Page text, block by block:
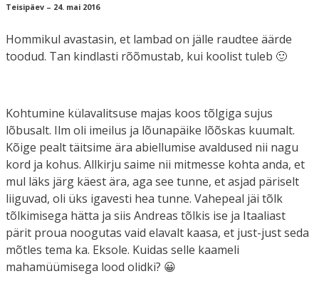
Teisipäev – 24. mai 2016
Hommikul avastasin, et lambad on jälle raudtee äärde
toodud. Tan kindlasti rõõmustab, kui koolist tuleb 🙂
Kohtumine külavalitsuse majas koos tõlgiga sujus
lõbusalt. Ilm oli imeilus ja lõunapäike lõõskas kuumalt.
Kõige pealt täitsime ära abiellumise avaldused nii nagu
kord ja kohus. Allkirju saime nii mitmesse kohta anda, et
mul läks järg käest ära, aga see tunne, et asjad päriselt
liiguvad, oli üks igavesti hea tunne. Vahepeal jäi tõlk
tõlkimisega hätta ja siis Andreas tõlkis ise ja Itaaliast
pärit proua noogutas vaid elavalt kaasa, et just-just seda
mõtles tema ka. Eksole. Kuidas selle kaameli
mahamüümisega lood olidki? 😀